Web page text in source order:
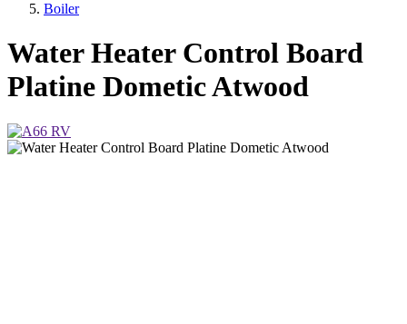
Boiler
Water Heater Control Board
Platine Dometic Atwood